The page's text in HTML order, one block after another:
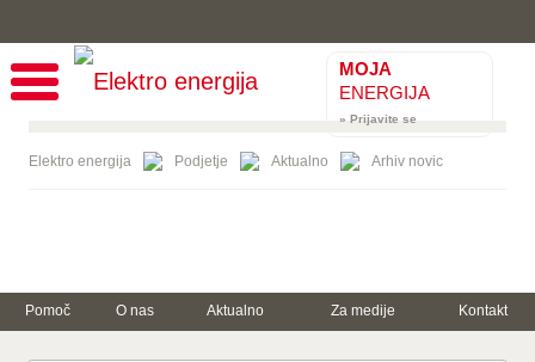
MOJA
ENERGIJA
» Prijavite se
Elektro energija Podjetje Aktualno Arhiv novic
Za dom Za podjetje
Trajnostna
energija in
Pomoč O nas Aktualno Za medije Kontakt